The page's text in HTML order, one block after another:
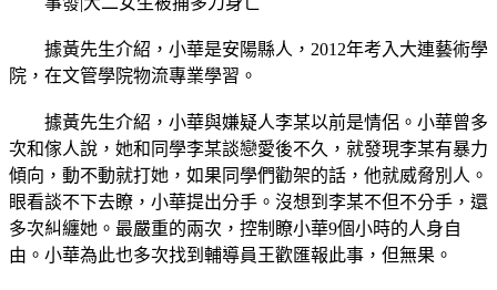
據黃先生介紹，小華是安陽縣人，2012年考入大連藝術學
院，在文管學院物流專業學習。
據黃先生介紹，小華與嫌疑人李某以前是情侶。小華曾多
次和傢人說，她和同學李某談戀愛後不久，就發現李某有暴力
傾向，動不動就打她，如果同學們勸架的話，他就威脅別人。
眼看談不下去瞭，小華提出分手。沒想到李某不但不分手，還
多次糾纏她。最嚴重的兩次，控制瞭小華9個小時的人身自
由。小華為此也多次找到輔導員王歡匯報此事，但無果。